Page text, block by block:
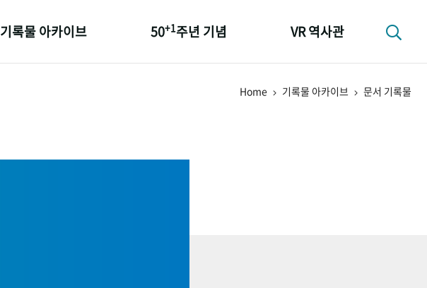
기록물 아카이브 50+1주년 기념 VR 역사관
Home 기록물 아카이브 문서 기록물